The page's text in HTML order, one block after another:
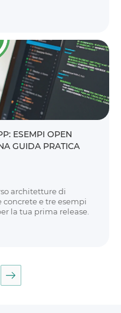
ESEMPI OPEN
GUIDA PRATICA
architetture di
e tre esempi
la tua prima release.